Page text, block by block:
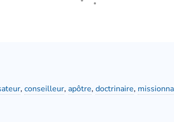
, conseilleur, apôtre, doctrinaire,